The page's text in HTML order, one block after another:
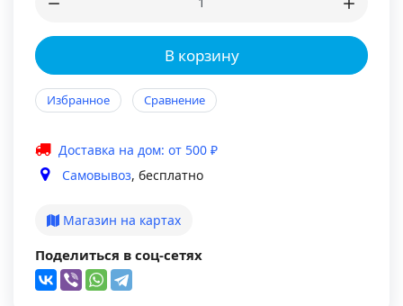
В корзину
Избранное Сравнение
Доставка на дом: от 500 ₽
Самовывоз, бесплатно
Магазин на картах
Поделиться в соц-сетях